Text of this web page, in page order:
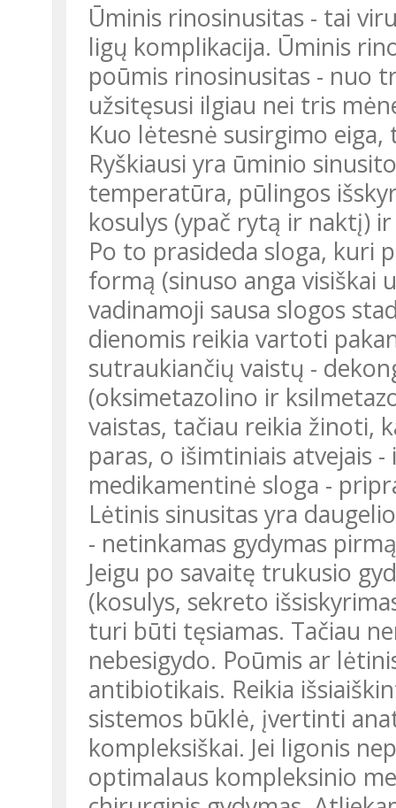
Ūminis rinosinusitas - tai
ligų komplikacija. Ūminis
poūmis rinosinusitas - nuo
užsitęsusi ilgiau nei tris
Kuo lėtesnė susirgimo
Ryškiausi yra ūminio
temperatūra, pūlingos
kosulys (ypač rytą ir naktį)
Po to prasideda sloga, kuri
formą (sinuso anga visiškai
vadinamoji sausa slogos
dienomis reikia vartoti
sutraukiančių vaistų -
(oksimetazolino ir
vaistas, tačiau reikia žinoti,
paras, o išimtiniais atvejais
medikamentinė sloga -
Lėtinis sinusitas yra
- netinkamas gydymas
Jeigu po savaitę trukusio
(kosulys, sekreto
turi būti tęsiamas. Tačiau
nebesigydo. Poūmis ar
antibiotikais. Reikia
sistemos būklė, įvertinti
kompleksiškai. Jei ligonis
optimalaus kompleksinio